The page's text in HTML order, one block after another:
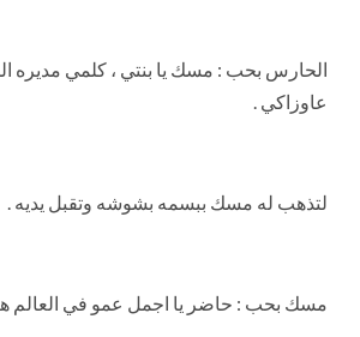
الحارس بحب : مسك يا بنتي ، كلمي مديره
عاوزاكي .
لتذهب له مسك ببسمه بشوشه وتقبل يديه .
مسك بحب : حاضر يا اجمل عمو في العالم